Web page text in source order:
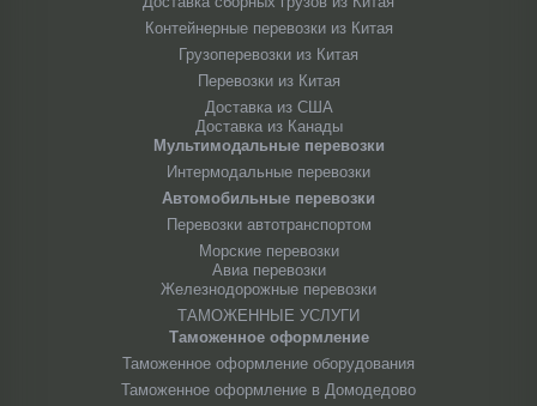
Контейнерные перевозки из Китая
Грузоперевозки из Китая
Перевозки из Китая
Доставка из США
Доставка из Канады
Мультимодальные перевозки
Интермодальные перевозки
Автомобильные перевозки
Перевозки автотранспортом
Морские перевозки
Авиа перевозки
Железнодорожные перевозки
ТАМОЖЕННЫЕ УСЛУГИ
Таможенное оформление
Таможенное оформление оборудования
Таможенное оформление в Домодедово